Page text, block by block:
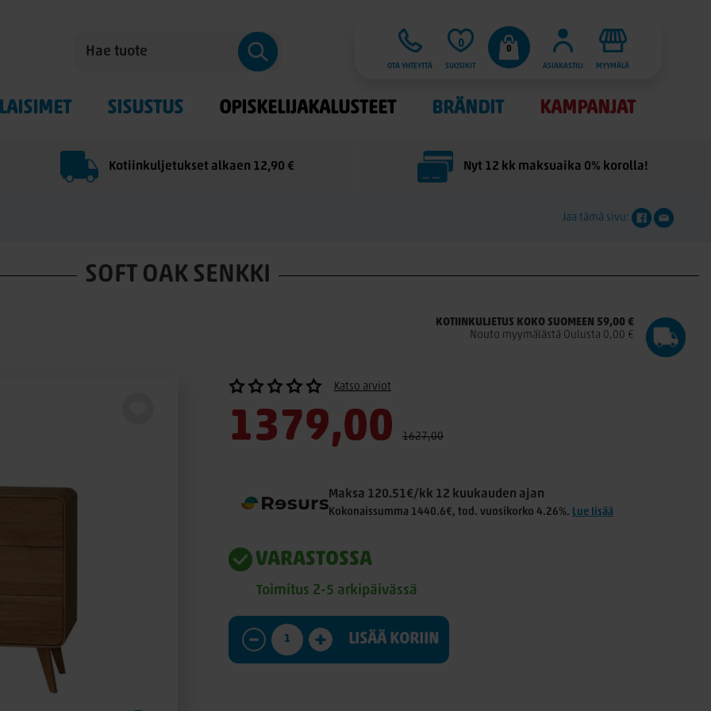
OTA YHTEYTTÄ
0
SUOSIKIT
0
ASIAKASTILI
MYYMÄLÄ
SISUSTUS OPISKELIJAKALUSTEET BRÄNDIT KAMPANJAT
Kotiinkuljetukset alkaen 12,90 € Nyt 12 kk maksuaika 0% korolla!
Jaa tämä sivu:
SOFT OAK SENKKI
KOTIINKULJETUS KOKO SUOMEEN 59,00 €
Nouto myymälästä Oulusta 0,00 €
Katso arviot
1379,00 1627,00
Maksa 120.51€/kk 12 kuukauden ajan
Kokonaissumma 1440.6€, tod. vuosikorko 4.26%. Lue lisää
VARASTOSSA
Toimitus 2-5 arkipäivässä
LISÄÄ KORIIN